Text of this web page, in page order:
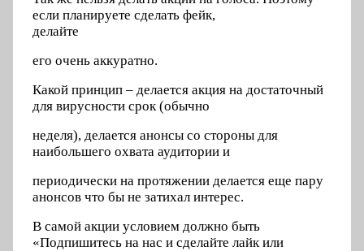
если планируете сделать фейк,
делайте
его очень аккуратно.
Какой принцип – делается акция на достаточный
для вирусности срок (обычно
неделя), делается анонсы со стороны для
наибольшего охвата аудитории и
периодически на протяжении делается еще пару
анонсов что бы не затихал интерес.
В самой акции условием должно быть
«Подпишитесь на нас и сделайте лайк или